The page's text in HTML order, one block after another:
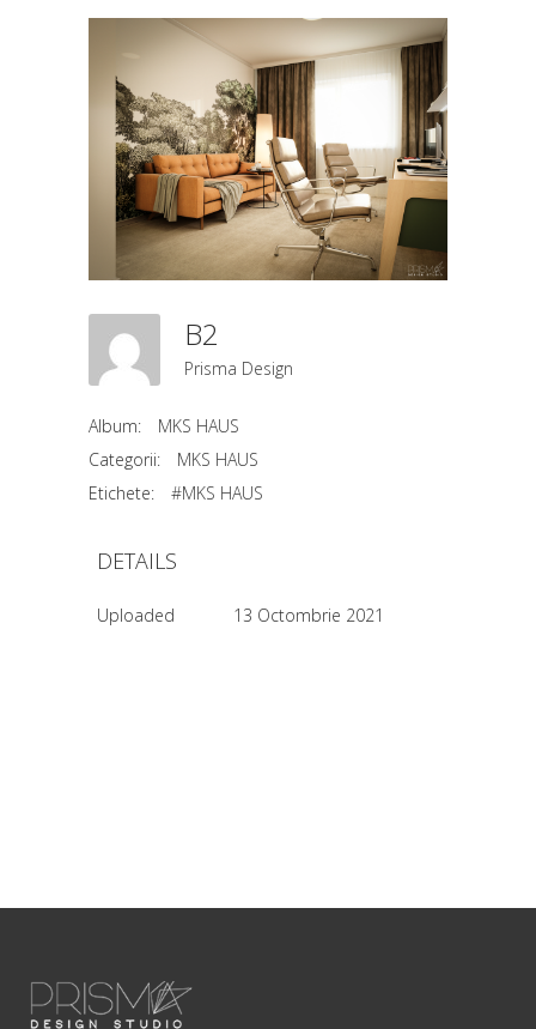
B2
Prisma Design
Album:
MKS HAUS
Categorii:
MKS HAUS
Etichete:
#MKS HAUS
DETAILS
Uploaded 13 Octombrie 2021